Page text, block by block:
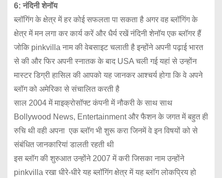
6: नंदिनी शेनॉय
ब्लॉगिंग के क्षेत्र में हर कोई सफलता पा सकता है अगर वह ब्लॉगिंग के
क्षेत्र में मन लगा कर कार्य करें और धैर्य रखें नंदिनी शेनॉय एक ब्लॉगर हैं
जोकि pinkvilla नाम की वेबसाइट चलाती है इन्होंने अपनी पढ़ाई भारत
से की और फिर अपनी स्नातक के बाद USA चली गई यहां से उन्होंन
मास्टर डिग्री हासिल की आपको यह जानकर आश्चर्य होगा कि वे अपने
ब्लॉग को अमेरिका से संचालित करती है
साल 2004 में माइक्रोसॉफ्ट कंपनी में नौकरी के साथ साथ
Bollywood News, Entertainment और फैशन के जगत में बहुत ही
रुचि थी वही अपना एक ब्लॉग भी शुरू करा जिनमें वे इन विषयों को से
संबंधित जानकारियां डालती रहती थी
इस ब्लॉग की शुरुआत उन्होंने 2007 में करी जिसका नाम उन्होंने
pinkvilla रखा धीरे-धीरे यह ब्लॉगिंग क्षेत्र में यह ब्लॉग लोकप्रिय हो